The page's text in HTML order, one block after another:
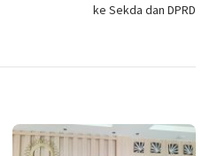
ke Sekda dan DPRD